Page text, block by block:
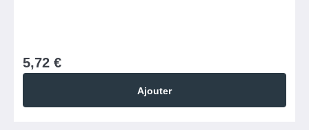
5,72 €
Ajouter